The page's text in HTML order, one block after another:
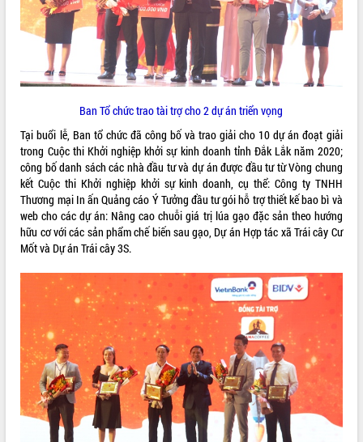
Khơi thông điểm nghẽn, đẩy nhanh
giải ngân vốn khắc phục thiên tai
HĐND tỉnh thông qua điều chỉnh Quy
hoạch tỉnh thời kỳ 2021-2030
Hội thảo góp ý hồ sơ điều chỉnh quy
hoạch tỉnh Đắk Lắk thời kỳ 2021-2030,
tầm nhìn đến năm 2050
Nâng cao hiệu quả hoạt động của các
doanh nghiệp nhà nước
Hội nghị triển khai kết nối mạng
truyền số liệu chuyên dùng phục vụ cơ
quan Đảng, Nhà nước
Lễ phát động chuỗi hoạt động chung
tay làm sạch môi trường
công tác cải cách hành chính mô hình
mới
UBND tỉnh họp báo định kỳ tháng 4
năm 2026
Hội thảo khoa học “Giải pháp thúc đẩy
phát triển nền kinh tế xanh tại tỉnh
Đắk Lắk”
Tăng cường giám sát, đôn đốc thực
hiện nhiệm vụ quản lý tài sản công
hàng tuần
Ban Tổ chức trao tài trợ cho 2 dự án triển vọng
Tại buổi lễ, Ban tổ chức đã công bố và trao giải cho 10 dự án đoạt giải
trong Cuộc thi Khởi nghiệp khởi sự kinh doanh tỉnh Đắk Lắk năm 2020;
công bố danh sách các nhà đầu tư và dự án được đầu tư từ Vòng chung
kết Cuộc thi Khởi nghiệp khởi sự kinh doanh, cụ thể: Công ty TNHH
Thương mại In ấn Quảng cáo Ý Tưởng đầu tư gói hỗ trợ thiết kế bao bì và
web cho các dự án: Nâng cao chuỗi giá trị lúa gạo đặc sản theo hướng
hữu cơ với các sản phẩm chế biến sau gạo, Dự án Hợp tác xã Trái cây Cư
Mốt và Dự án Trái cây 3S.